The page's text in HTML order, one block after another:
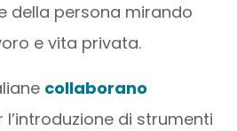
della persona mirando
e vita privata.
collaborano
l’introduzione di strumenti